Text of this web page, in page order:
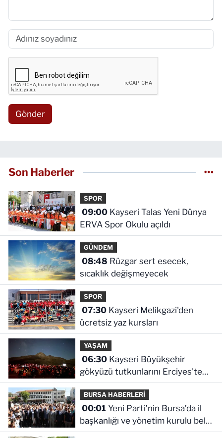
Gönder
Son Haberler
SPOR
09:00Kayseri Talas Yeni Dünya
ERVA Spor Okulu açıldı
GÜNDEM
08:48
sıcaklık değişmeyecek
SPOR
07:30Kayseri Melikgazi'den
ücretsiz yaz kursları
YAŞAM
06:30Kayseri Büyükşehir
gökyüzü tutkunlarını Erciyes'te
buluşturacak
BURSA HABERLERİ
00:01
başkanlığı ve yönetim kurulu belli
oldu